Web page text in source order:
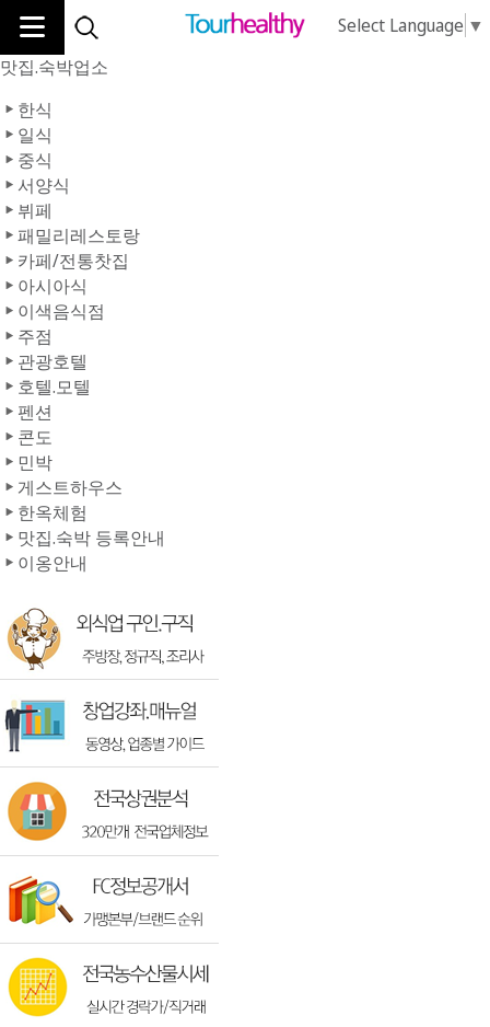
Select Language ▼
맛집.숙박업소
한식
일식
중식
서양식
뷔페
패밀리레스토랑
카페/전통찻집
아시아식
이색음식점
주점
관광호텔
호텔.모텔
펜션
콘도
민박
게스트하우스
한옥체험
맛집.숙박 등록안내
이옹안내